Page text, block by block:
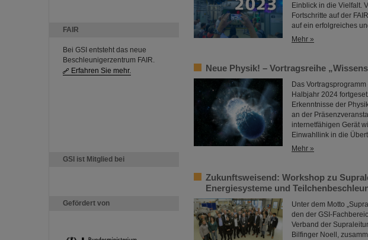
FAIR
Bei GSI entsteht das neue
Beschleunigerzentrum FAIR.
Erfahren Sie mehr.
GSI ist Mitglied bei
Gefördert von
Einblick in die Vielfalt.
Fortschritte auf der
auf ein erfolgreiches
Mehr »
Neue Physik! – Vortragsreihe
Das
Halbjahr 2024
Erkenntnisse der
an der
internetfähigen Gerät
Einwahllink in die
Mehr »
Zukunftsweisend: Workshop zu
Energiesysteme und
Unter dem Motto
den der GSI-
Verband der
Bilfinger Noell,